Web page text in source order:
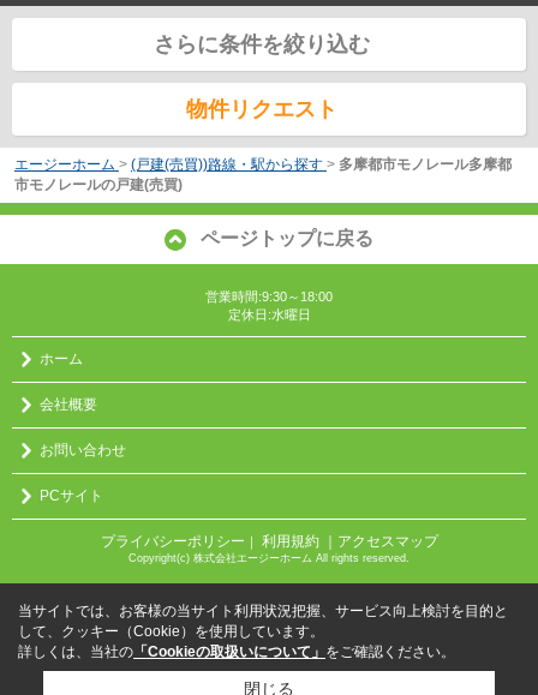
さらに条件を絞り込む
物件リクエスト
エージーホーム > (戸建(売買))路線・駅から探す > 多摩都市モノレール多摩都
市モノレールの戸建(売買)
ページトップに戻る
営業時間:9:30～18:00
定休日:水曜日
ホーム
会社概要
お問い合わせ
PCサイト
プライバシーポリシー ｜ 利用規約 ｜アクセスマップ
Copyright(c) 株式会社エージーホーム All rights reserved.
当サイトでは、お客様の当サイト利用状況把握、サービス向上検討を目的と
して、クッキー（Cookie）を使用しています。
詳しくは、当社の 「Cookieの取扱いについて」 をご確認ください。
閉じる